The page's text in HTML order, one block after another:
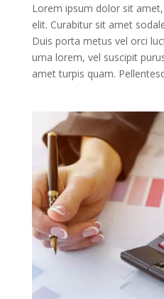
Lorem ipsum dolor sit
elit. Curabitur sit amet
Duis porta metus vel orci
urna lorem, vel suscipit
amet turpis quam.